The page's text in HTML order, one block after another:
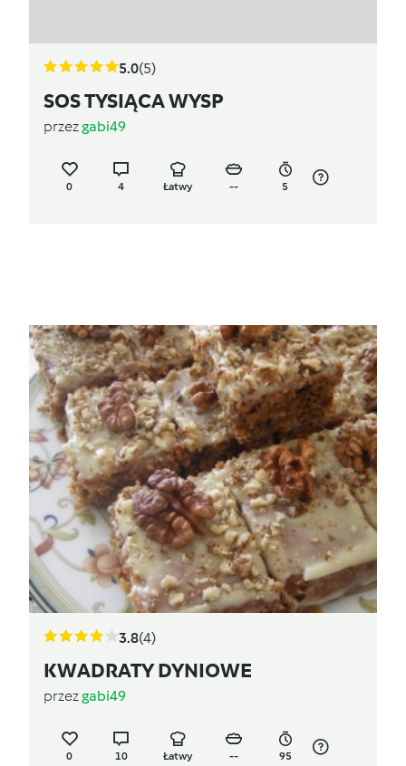
5.0(5)
SOS TYSIĄCA WYSP
przezgabi49
0 4 Łatwy -- 5
3.8(4)
KWADRATY DYNIOWE
przezgabi49
0 10 Łatwy -- 95